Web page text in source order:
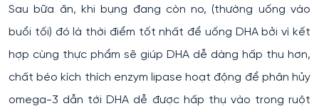
Sau bữa ăn, khi bụng đang còn no, (thường uống vào
buổi tối) đó là thời điểm tốt nhất để uống DHA bởi vì kết
hợp cùng thực phẩm sẽ giúp DHA dễ dàng hấp thu hơn,
chất béo kích thích enzym lipase hoạt động để phân hủy
omega-3 dẫn tới DHA dễ được hấp thụ vào trong ruột